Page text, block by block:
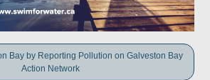
Bay by Reporting Pollution on Galveston Bay
Action Network